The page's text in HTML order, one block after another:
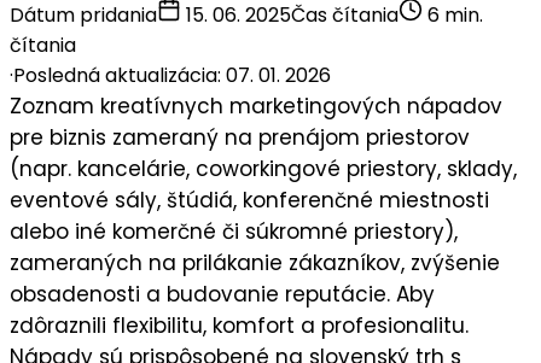
Dátum pridania
15. 06. 2025Čas čítania
6 min.
čítania
·Posledná aktualizácia: 07. 01. 2026
Zoznam kreatívnych marketingových nápadov
pre biznis zameraný na prenájom priestorov
(napr. kancelárie, coworkingové priestory, sklady,
eventové sály, štúdiá, konferenčné miestnosti
alebo iné komerčné či súkromné priestory),
zameraných na prilákanie zákazníkov, zvýšenie
obsadenosti a budovanie reputácie. Aby
zdôraznili flexibilitu, komfort a profesionalitu.